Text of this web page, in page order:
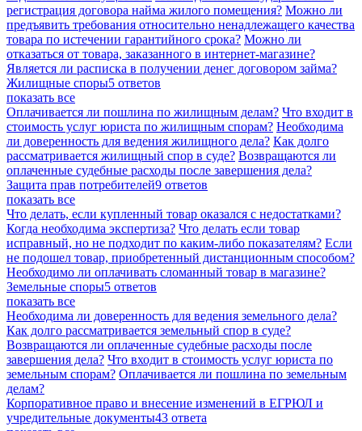
регистрация договора найма жилого помещения? Можно ли
предъявить требования относительно ненадлежащего качества
товара по истечении гарантийного срока? Можно ли
отказаться от товара, заказанного в интернет-магазине?
Является ли расписка в получении денег договором займа?
Жилищные споры5 ответов
показать все
Оплачивается ли пошлина по жилищным делам? Что входит в
стоимость услуг юриста по жилищным спорам? Необходима
ли доверенность для ведения жилищного дела? Как долго
рассматривается жилищный спор в суде? Возвращаются ли
оплаченные судебные расходы после завершения дела?
Защита прав потребителей9 ответов
показать все
Что делать, если купленный товар оказался с недостатками?
Когда необходима экспертиза? Что делать если товар
исправный, но не подходит по каким-либо показателям? Если
не подошел товар, приобретенный дистанционным способом?
Необходимо ли оплачивать сломанный товар в магазине?
Земельные споры5 ответов
показать все
Необходима ли доверенность для ведения земельного дела?
Как долго рассматривается земельный спор в суде?
Возвращаются ли оплаченные судебные расходы после
завершения дела? Что входит в стоимость услуг юриста по
земельным спорам? Оплачивается ли пошлина по земельным
делам?
Корпоративное право и внесение изменений в ЕГРЮЛ и
учредительные документы43 ответа